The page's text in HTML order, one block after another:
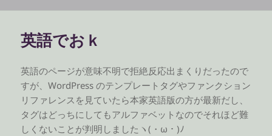
英語でおｋ
英語のページが意味不明で拒絶反応出まくりだったので
すが、WordPress のテンプレートタグやファンクション
リファレンスを見ていたら本家英語版の方が最新だし、
タグはどっちにしてもアルファベットなのでそれほど難
しくないことが判明しましたヽ(・ω・)ﾉ